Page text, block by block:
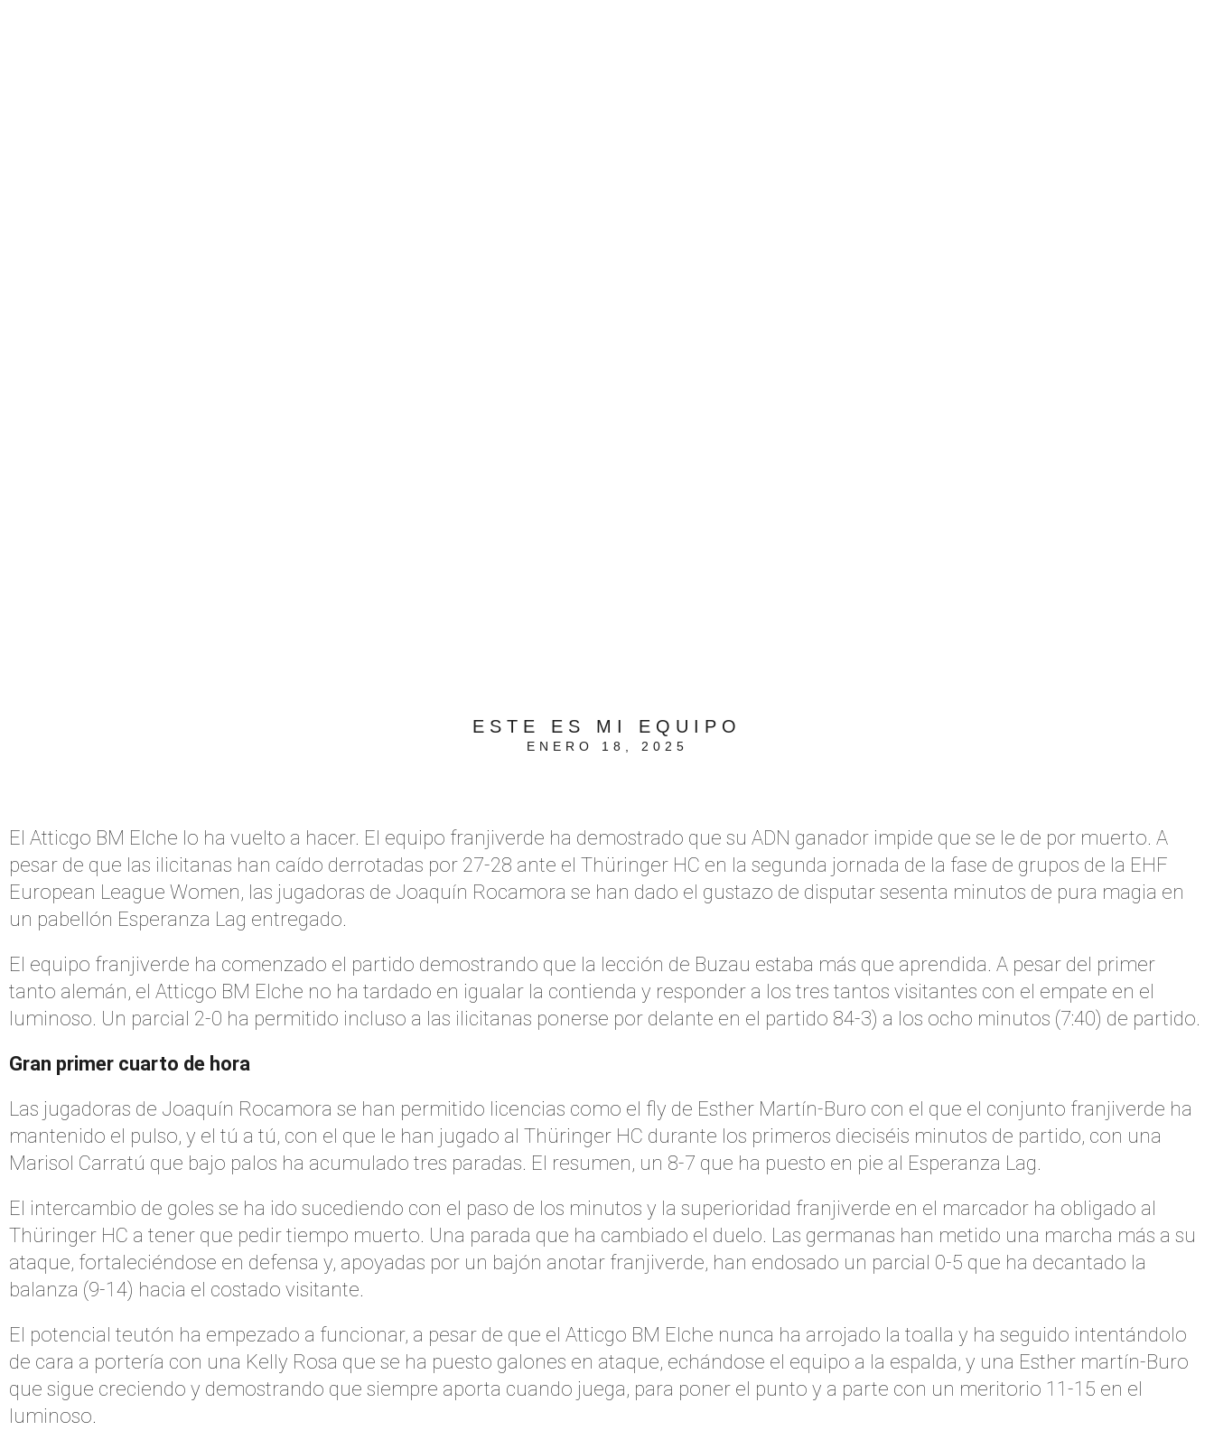
ESTE ES MI EQUIPO
ENERO 18, 2025
El Atticgo BM Elche lo ha vuelto a hacer. El equipo franjiverde ha demostrado que su ADN ganador impide que se le de por muerto. A
pesar de que las ilicitanas han caído derrotadas por 27-28 ante el Thüringer HC en la segunda jornada de la fase de grupos de la EHF
European League Women, las jugadoras de Joaquín Rocamora se han dado el gustazo de disputar sesenta minutos de pura magia en
un pabellón Esperanza Lag entregado.
El equipo franjiverde ha comenzado el partido demostrando que la lección de Buzau estaba más que aprendida. A pesar del primer
tanto alemán, el Atticgo BM Elche no ha tardado en igualar la contienda y responder a los tres tantos visitantes con el empate en el
luminoso. Un parcial 2-0 ha permitido incluso a las ilicitanas ponerse por delante en el partido 84-3) a los ocho minutos (7:40) de partido.
Gran primer cuarto de hora
Las jugadoras de Joaquín Rocamora se han permitido licencias como el fly de Esther Martín-Buro con el que el conjunto franjiverde ha
mantenido el pulso, y el tú a tú, con el que le han jugado al Thüringer HC durante los primeros dieciséis minutos de partido, con una
Marisol Carratú que bajo palos ha acumulado tres paradas. El resumen, un 8-7 que ha puesto en pie al Esperanza Lag.
El intercambio de goles se ha ido sucediendo con el paso de los minutos y la superioridad franjiverde en el marcador ha obligado al
Thüringer HC a tener que pedir tiempo muerto. Una parada que ha cambiado el duelo. Las germanas han metido una marcha más a su
ataque, fortaleciéndose en defensa y, apoyadas por un bajón anotar franjiverde, han endosado un parcial 0-5 que ha decantado la
balanza (9-14) hacia el costado visitante.
El potencial teutón ha empezado a funcionar, a pesar de que el Atticgo BM Elche nunca ha arrojado la toalla y ha seguido intentándolo
de cara a portería con una Kelly Rosa que se ha puesto galones en ataque, echándose el equipo a la espalda, y una Esther martín-Buro
que sigue creciendo y demostrando que siempre aporta cuando juega, para poner el punto y a parte con un meritorio 11-15 en el
luminoso.